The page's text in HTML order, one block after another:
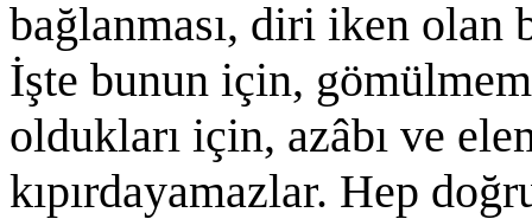
bağlanması, diri iken olan
İşte bunun için,
oldukları için, azâbı ve
kıpırdayamazlar. Hep